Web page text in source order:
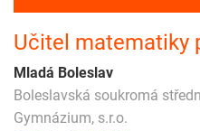
Učitel matematiky
Mladá Boleslav
Boleslavská soukromá
Gymnázium, s.r.o.